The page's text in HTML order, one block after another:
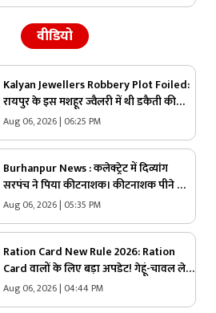
वीडियो
Kalyan Jewellers Robbery Plot Foiled:
रायपुर के इस मशहूर ज्वैलरी में थी डकैती की
प्लानिंग.. जुटा लिए थे पिस्टल, कारतूस और
हथियार लेकिन पुलिस को अचानक आया एक
कॉल और..
Aug 06, 2026 | 06:25 PM
Burhanpur News : कलेक्ट्रेट में दिव्यांग
सरपंच ने पिया कीटनाशक। कीटनाशक पीने का
कारण अज्ञात, जांच जारी
Aug 06, 2026 | 05:35 PM
Ration Card New Rule 2026: Ration
Card वालों के लिए बड़ा अपडेट! गेहूं-चावल लेने
का तरीका बदला, जानिए पूरा नियम |
Aug 06, 2026 | 04:44 PM